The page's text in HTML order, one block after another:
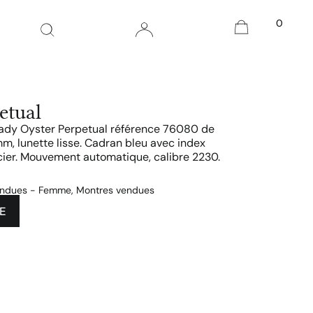
0
Oyster Perpetual référence 76080 de
lunette lisse. Cadran bleu avec index
Mouvement automatique, calibre 2230.
- Femme, Montres vendues